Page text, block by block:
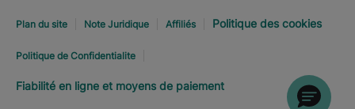
Plan du site Note Juridique Affiliés Politique des cookies
Politique de Confidentialite
Fiabilité en ligne et moyens de paiement